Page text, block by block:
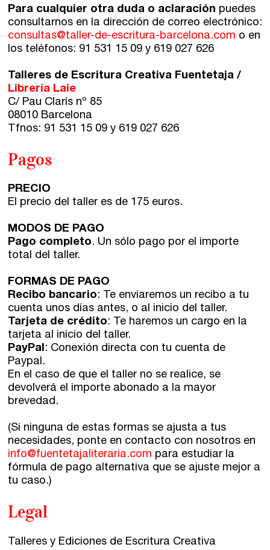
Para cualquier otra duda o aclaración puedes
consultarnos en la dirección de correo electrónico:
consultas@taller-de-escritura-barcelona.com o en
los teléfonos: 91 531 15 09 y 619 027 626
Talleres de Escritura Creativa Fuentetaja /
Librería Laie
C/ Pau Clarís nº 85
08010 Barcelona
Tfnos: 91 531 15 09y 619 027 626
Pagos
PRECIO
El precio del taller es de 175 euros.
MODOS DE PAGO
Pago completo. Un sólo pago por el importe
total del taller.
FORMAS DE PAGO
Recibo bancario: Te enviaremos un recibo a tu
cuenta unos días antes, o al inicio del taller.
Tarjeta de crédito: Te haremos un cargo en la
tarjeta al inicio del taller.
PayPal: Conexión directa con tu cuenta de
Paypal.
En el caso de que el taller no se realice, se
devolverá el importe abonado a la mayor
brevedad.
(Si ninguna de estas formas se ajusta a tus
necesidades, ponte en contacto con nosotros en
info@fuentetajaliteraria.com para estudiar la
fórmula de pago alternativa que se ajuste mejor a
tu caso.)
Legal
Talleres y Ediciones de Escritura Creativa